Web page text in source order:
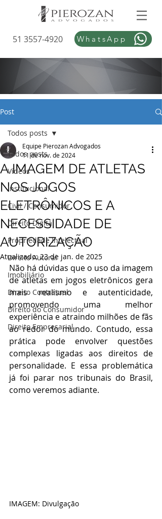
51 3557-4920 WhatsApp
Post
Todos posts
Vídeos
Institucional
Civil / Consumidor
Direito Digital
Propriedade Intelectual
Direito Autoral
Imobiliário
Direito Contratual
Direito do Consumidor
Direito Empresarial
Todos posts
A IMAGEM DE ATLETAS
NOS JOGOS
ELETRÔNICOS E A
NECESSIDADE DE
AUTORIZAÇÃO
Equipe Pierozan Advogados
11 de nov. de 2024
Atualizado:23 de jan. de 2025
Não há dúvidas que o uso da imagem
de atletas em jogos eletrônicos gera
mais realismo e autenticidade,
promovendo uma melhor
experiência e atraindo milhões de fãs
ao redor do mundo. Contudo, essa
prática pode envolver questões
complexas ligadas aos direitos de
personalidade. E essa problemática
já foi parar nos tribunais do Brasil,
como veremos adiante.
IMAGEM: Divulgação